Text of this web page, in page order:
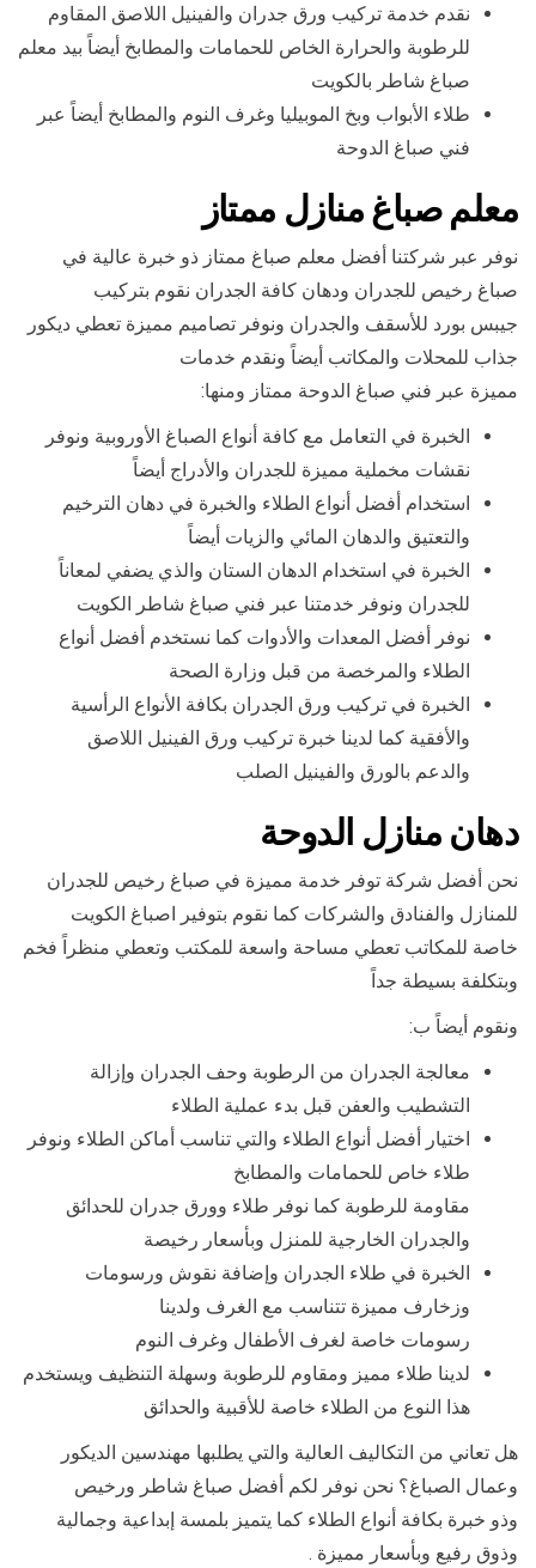
نقدم خدمة تركيب ورق جدران والفينيل اللاصق المقاوم
للرطوبة والحرارة الخاص للحمامات والمطابخ أيضاً بيد معلم
صباغ شاطر بالكويت
طلاء الأبواب وبخ الموبيليا وغرف النوم والمطابخ أيضاً عبر
فني صباغ الدوحة
معلم صباغ منازل ممتاز
نوفر عبر شركتنا أفضل معلم صباغ ممتاز ذو خبرة عالية في
صباغ رخيص للجدران ودهان كافة الجدران نقوم بتركيب
جيبس بورد للأسقف والجدران ونوفر تصاميم مميزة تعطي ديكور
جذاب للمحلات والمكاتب أيضاً ونقدم خدمات
مميزة عبر فني صباغ الدوحة ممتاز ومنها:
الخبرة في التعامل مع كافة أنواع الصباغ الأوروبية ونوفر
نقشات مخملية مميزة للجدران والأدراج أيضاً
استخدام أفضل أنواع الطلاء والخبرة في دهان الترخيم
والتعتيق والدهان المائي والزيات أيضاً
الخبرة في استخدام الدهان الستان والذي يضفي لمعاناً
للجدران ونوفر خدمتنا عبر فني صباغ شاطر الكويت
نوفر أفضل المعدات والأدوات كما نستخدم أفضل أنواع
الطلاء والمرخصة من قبل وزارة الصحة
الخبرة في تركيب ورق الجدران بكافة الأنواع الرأسية
والأفقية كما لدينا خبرة تركيب ورق الفينيل اللاصق
والدعم بالورق والفينيل الصلب
دهان منازل الدوحة
نحن أفضل شركة توفر خدمة مميزة في صباغ رخيص للجدران
للمنازل والفنادق والشركات كما نقوم بتوفير اصباغ الكويت
خاصة للمكاتب تعطي مساحة واسعة للمكتب وتعطي منظراً فخم
وبتكلفة بسيطة جداً
ونقوم أيضاً ب:
معالجة الجدران من الرطوبة وحف الجدران وإزالة
التشطيب والعفن قبل بدء عملية الطلاء
اختيار أفضل أنواع الطلاء والتي تناسب أماكن الطلاء ونوفر
طلاء خاص للحمامات والمطابخ
مقاومة للرطوبة كما نوفر طلاء وورق جدران للحدائق
والجدران الخارجية للمنزل وبأسعار رخيصة
الخبرة في طلاء الجدران وإضافة نقوش ورسومات
وزخارف مميزة تتناسب مع الغرف ولدينا
رسومات خاصة لغرف الأطفال وغرف النوم
لدينا طلاء مميز ومقاوم للرطوبة وسهلة التنظيف ويستخدم
هذا النوع من الطلاء خاصة للأقبية والحدائق
هل تعاني من التكاليف العالية والتي يطلبها مهندسين الديكور
وعمال الصباغ؟ نحن نوفر لكم أفضل صباغ شاطر ورخيص
وذو خبرة بكافة أنواع الطلاء كما يتميز بلمسة إبداعية وجمالية
وذوق رفيع وبأسعار مميزة .